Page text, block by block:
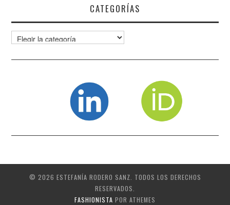
CATEGORÍAS
Categorías
© 2026 ESTEFANÍA RODERO SANZ. TODOS LOS DERECHOS
RESERVADOS.
FASHIONISTA POR ATHEMES